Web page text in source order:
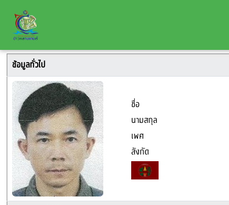
ข้อมูลทั่วไป
ชื่อ
นามสกุล
เพศ
สังกัด